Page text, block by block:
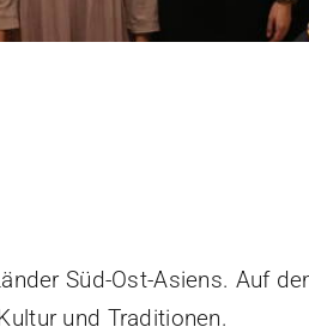
Süd-Ost-Asiens. Auf
und Traditionen.